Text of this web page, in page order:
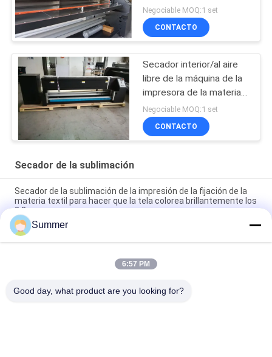
Digitaces para el calor de
la tela
Negociable MOQ:1 set
CONTACTO
Secador interior/al aire
libre de la máquina de la
impresora de la materia
textil para el poliéster
Negociable MOQ:1 set
CONTACTO
Secador de la sublimación
Secador de la sublimación de la impresión de la fijación de la
materia textil para hacer que la tela colorea brillantemente los
3.2m
Poliéster/máquina 220v 50hz de la fijación de la tela de
algodón velocidad de trabajo de 20 - del 100m/hora
infrarrojo lejano del poder del secador 4.5KW de la sublimación
Summer
6:57 PM
Good day, what product are you looking for?